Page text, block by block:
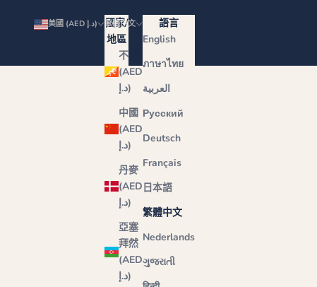
美國 (AED د.إ)
國家/
地區
不丹
(AED
د.إ)
中國
(AED
د.إ)
丹麥
(AED
د.إ)
亞塞
拜然
(AED
د.إ)
繁體中文
語言
English
ภาษาไทย
العربية
Русский
Deutsch
Français
日本語
繁體中文
Nederlands
ગુજરાતી